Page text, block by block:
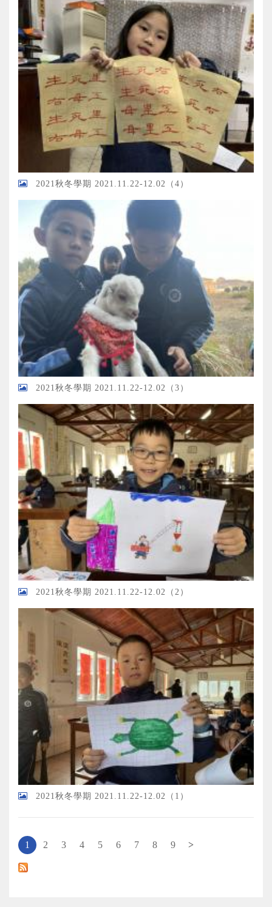
2021秋冬學期 2021.11.22-12.02（4）
2021秋冬學期 2021.11.22-12.02（3）
2021秋冬學期 2021.11.22-12.02（2）
2021秋冬學期 2021.11.22-12.02（1）
1 2 3 4 5 6 7 8 9 >